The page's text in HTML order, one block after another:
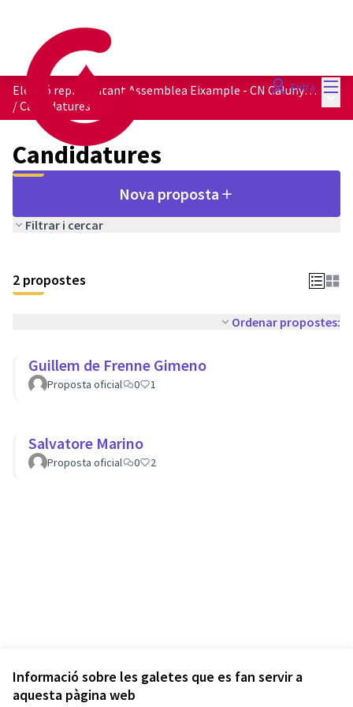
Informació sobre les galetes que es fan servir a
aquesta pàgina web
Entra
Elecció representant Assemblea Eixample - CN Calunya en Comú
/Candidatures
Candidatures
Nova proposta
Filtrar i cercar
2 propostes
Ordenar propostes:
Guillem de Frenne Gimeno
Proposta oficial 0 1
Salvatore Marino
Proposta oficial 0 2